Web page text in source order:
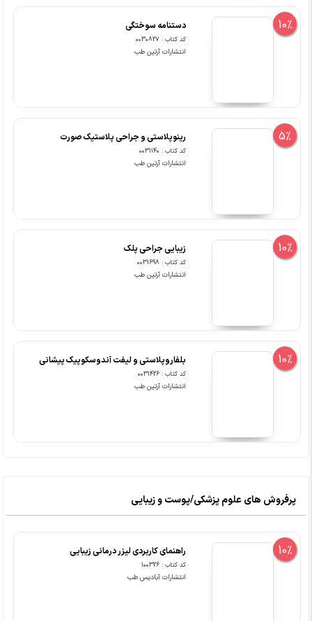
10% دستنامه سوختگی
کد کتاب : 0030827
انتشارات آرتین طب
5% رینوپلاستی و جراحی پلاستیک صورت
کد کتاب : 0031140
انتشارات آرتین طب
10% زیبایی جراحی پلک
کد کتاب : 0031698
انتشارات آرتین طب
10% بلفاروپلاستی و لیفت آندوسکوپیک پیشانی
کد کتاب : 0031426
انتشارات آرتین طب
پرفروش های علوم پزشکی/پوست و زیبایی
10% راهنمای کاربردی لیزر درمانی زیبایی
کد کتاب : 100326
انتشارات آبادیس طب